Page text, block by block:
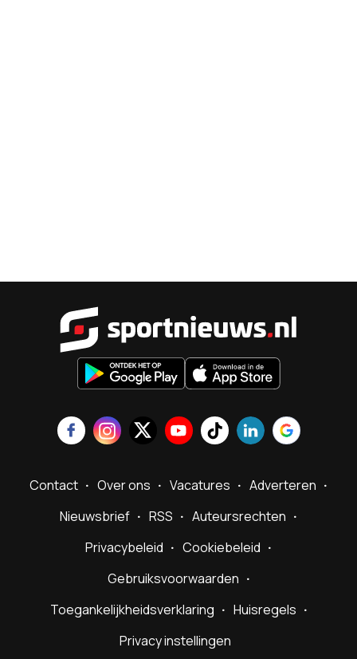
Contact Over ons Vacatures
Adverteren
Nieuwsbrief
RSS
Auteursrechten
Privacybeleid
Cookiebeleid
Gebruiksvoorwaarden
Toegankelijkheidsverklaring
Huisregels
Privacy instellingen